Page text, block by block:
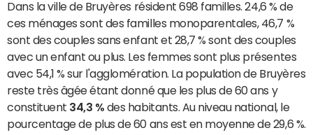
Dans la ville de Bruyères résident 698 familles. 24,6 % de
ces ménages sont des familles monoparentales, 46,7 %
sont des couples sans enfant et 28,7 % sont des couples
avec un enfant ou plus. Les femmes sont plus présentes
avec 54,1 % sur l'agglomération. La population de Bruyères
reste très âgée étant donné que les plus de 60 ans y
constituent 34,3 % des habitants. Au niveau national, le
pourcentage de plus de 60 ans est en moyenne de 29,6 %.